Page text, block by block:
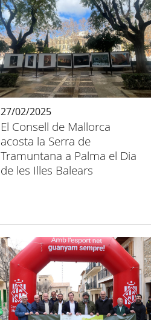
El Consell de Mallorca
acosta la Serra de
Tramuntana a Palma el Dia
de les Illes Balears
27/02/2025